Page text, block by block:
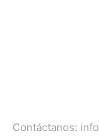
Contáctanos: